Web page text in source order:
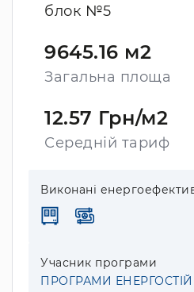
блок №5
9645.16 м2
Загальна площа
12.57 Грн/м2
Середній тариф
Виконані
Учасник програми
ПРОГРАМИ